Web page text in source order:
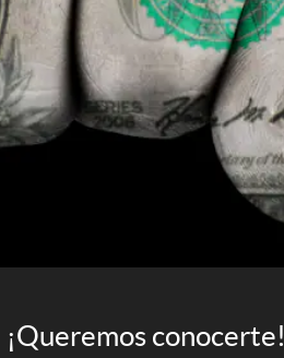
¡Queremos conocerte!